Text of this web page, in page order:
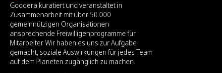
Goodera kuratiert und veranstaltet in
Zusammenarbeit mit über 50.000
gemeinnützigen Organisationen
ansprechende Freiwilligenprogramme für
Mitarbeiter. Wir haben es uns zur Aufgabe
gemacht, soziale Auswirkungen für jedes Team
auf dem Planeten zugänglich zu machen.